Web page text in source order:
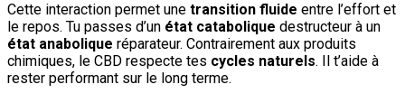
Cette interaction permet une transition fluide entre l’effort et
le repos. Tu passes d’un état catabolique destructeur à un
état anabolique réparateur. Contrairement aux produits
chimiques, le CBD respecte tes cycles naturels. Il t’aide à
rester performant sur le long terme.